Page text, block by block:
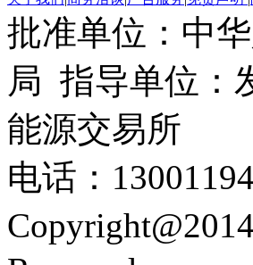
批准单位：中
局 指导单位：
能源交易所
电话：